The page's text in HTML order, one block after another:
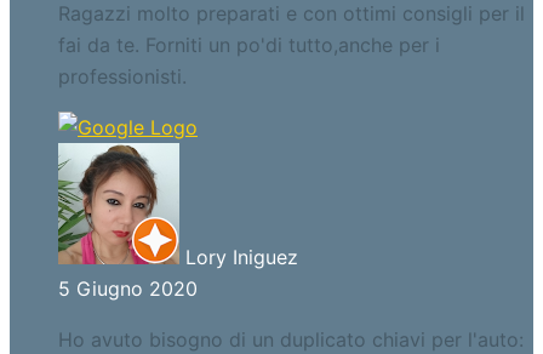
Ragazzi molto preparati e con ottimi consigli per il
fai da te. Forniti un po'di tutto,anche per i
professionisti.
Lory Iniguez
5 Giugno 2020
Ho avuto bisogno di un duplicato chiavi per l'auto: